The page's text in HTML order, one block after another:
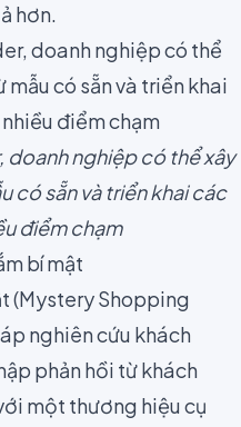
hơn.
doanh nghiệp có thể xây
có sẵn và triển khai các
điểm chạm
bí mật
(Mystery Shopping
nghiên cứu khách
phản hồi từ khách
một thương hiệu cụ